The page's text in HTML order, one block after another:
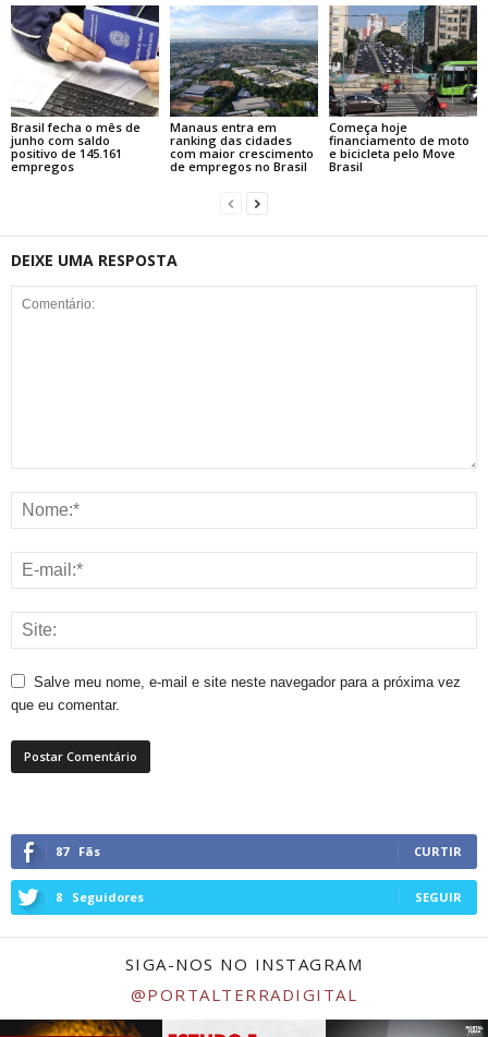
Brasil fecha o mês de
junho com saldo
positivo de 145.161
empregos
Manaus entra em
ranking das cidades
com maior crescimento
de empregos no Brasil
Começa hoje
financiamento de moto
e bicicleta pelo Move
Brasil
DEIXE UMA RESPOSTA
Salve meu nome, e-mail e site neste navegador para a próxima vez
que eu comentar.
87 Fãs CURTIR
8 Seguidores SEGUIR
SIGA-NOS NO INSTAGRAM
@PORTALTERRADIGITAL